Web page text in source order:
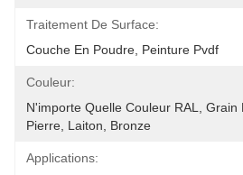
Traitement De Surface:
Couche En Poudre, Peinture Pvdf
Couleur:
N'importe Quelle Couleur RAL, Grain
Pierre, Laiton, Bronze
Applications: